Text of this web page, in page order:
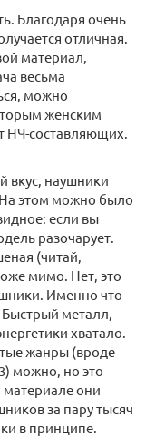
Благодаря очень
отличная.
материал,
весьма
можно
женским
НЧ-составляющих.
вкус, наушники
этом можно было
если вы
разочарует.
(читай,
мимо. Нет, это
Именно что
металл,
хватало.
жанры (вроде
можно, но это
материале они
за пару тысяч
в принципе.